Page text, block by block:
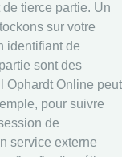
tierce partie. Un
sur votre
identifiant de
sont des
Ophardt Online peut
pour suivre
de
service externe